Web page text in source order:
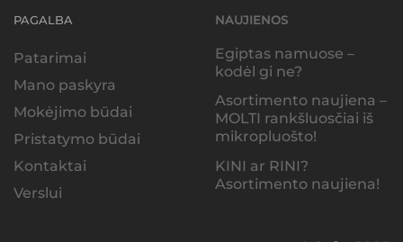
PAGALBA
Patarimai
Mano paskyra
Mokėjimo būdai
Pristatymo būdai
Kontaktai
Verslui
NAUJIENOS
Egiptas namuose –
kodėl gi ne?
Asortimento naujiena –
MOLTI rankšluosčiai iš
mikropluošto!
KINI ar RINI?
Asortimento naujiena!